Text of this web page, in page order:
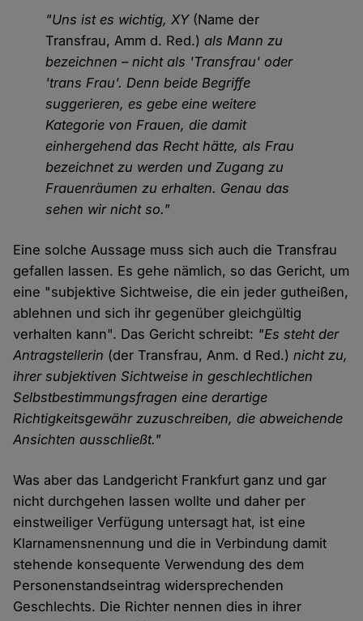
"Uns ist es wichtig, XY (Name der
Transfrau, Amm d. Red.) als Mann zu
bezeichnen – nicht als 'Transfrau' oder
'trans Frau'. Denn beide Begriffe
suggerieren, es gebe eine weitere
Kategorie von Frauen, die damit
einhergehend das Recht hätte, als Frau
bezeichnet zu werden und Zugang zu
Frauenräumen zu erhalten. Genau das
sehen wir nicht so."
Eine solche Aussage muss sich auch die Transfrau
gefallen lassen. Es gehe nämlich, so das Gericht, um
eine "subjektive Sichtweise, die ein jeder gutheißen,
ablehnen und sich ihr gegenüber gleichgültig
verhalten kann". Das Gericht schreibt: "Es steht der
Antragstellerin (der Transfrau, Anm. d Red.)nicht zu,
ihrer subjektiven Sichtweise in geschlechtlichen
Selbstbestimmungsfragen eine derartige
Richtigkeitsgewähr zuzuschreiben, die abweichende
Ansichten ausschließt."
Was aber das Landgericht Frankfurt ganz und gar
nicht durchgehen lassen wollte und daher per
einstweiliger Verfügung untersagt hat, ist eine
Klarnamensnennung und die in Verbindung damit
stehende konsequente Verwendung des dem
Personenstandseintrag widersprechenden
Geschlechts. Die Richter nennen dies in ihrer